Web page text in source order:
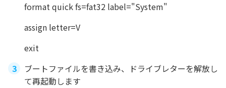
format quick fs=fat32 label="System"
assign letter=V
exit
ブートファイルを書き込み、ドライブレターを解放し
て再起動します